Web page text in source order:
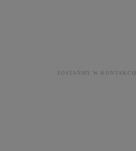
ZOSTAŃMY W KONTAKCIE